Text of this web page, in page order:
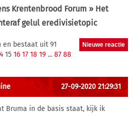
Krentenbrood Forum » Het
gelul eredivisietopic
en bestaat uit 91
15 16 17 18 19 ... 87 88
27-09-2020 21:29:31
Bruma in de basis staat, kijk ik